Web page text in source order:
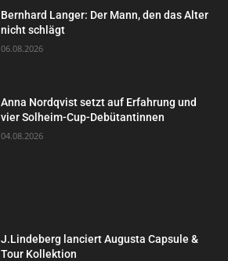
Bernhard Langer: Der Mann, den das Alter
nicht schlägt
06.08.2026
Anna Nordqvist setzt auf Erfahrung und
vier Solheim-Cup-Debütantinnen
04.08.2026
J.Lindeberg lanciert Augusta Capsule &
Tour Kollektion